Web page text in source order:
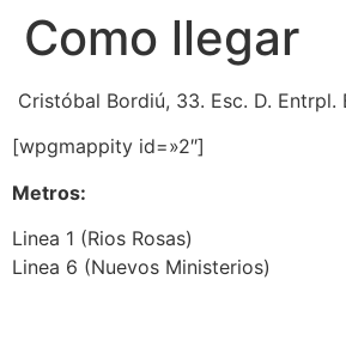
Como llegar
Cristóbal Bordiú, 33. Esc. D.
[wpgmappity id=»2″]
Metros:
Linea 1 (Rios Rosas)
Linea 6 (Nuevos Ministerios)